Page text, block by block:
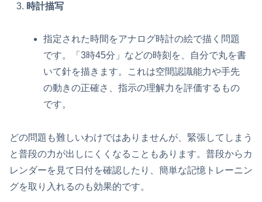
時計描写
指定された時間をアナログ時計の絵で描く問題
です。「3時45分」などの時刻を、自分で丸を書
いて針を描きます。これは空間認識能力や手先
の動きの正確さ、指示の理解力を評価するもの
です。
どの問題も難しいわけではありませんが、緊張してしまう
と普段の力が出しにくくなることもあります。普段からカ
レンダーを見て日付を確認したり、簡単な記憶トレーニン
グを取り入れるのも効果的です。